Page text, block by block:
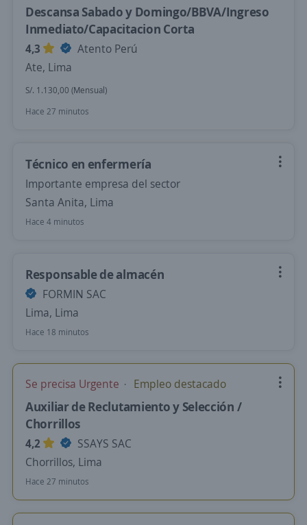
Descansa Sabado y Domingo/BBVA/Ingreso
Inmediato/Capacitacion Corta
4,3
Atento Perú
Ate, Lima
S/. 1.130,00 (Mensual)
Hace 27 minutos
Técnico en enfermería
Importante empresa del sector
Santa Anita, Lima
Hace 4 minutos
Responsable de almacén
FORMIN SAC
Lima, Lima
Hace 18 minutos
Se precisa Urgente Empleo destacado
Auxiliar de Reclutamiento y Selección /
Chorrillos
4,2
SSAYS SAC
Chorrillos, Lima
Hace 27 minutos